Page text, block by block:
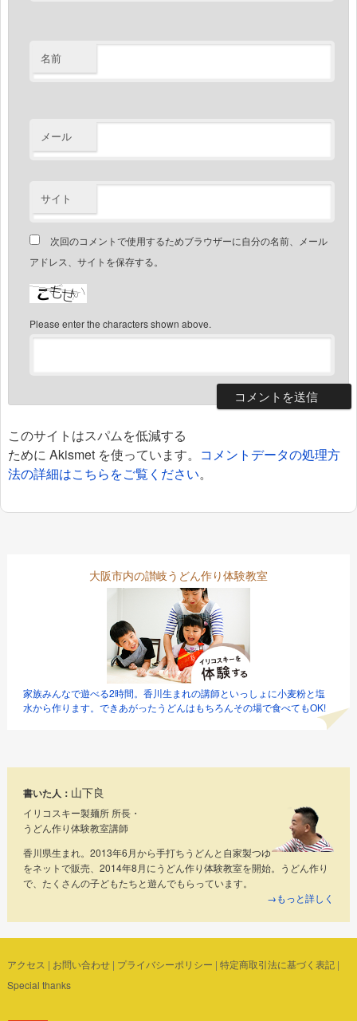
名前
メール
サイト
次回のコメントで使用するためブラウザーに自分の名前、メール
アドレス、サイトを保存する。
Please enter the characters shown above.
このサイトはスパムを低減する
ために Akismet を使っています。 コメントデータの処理方
法の詳細はこちらをご覧ください。
大阪市内の讃岐うどん作り体験教室
家族みんなで遊べる2時間。香川生まれの講師といっしょに小麦粉と塩
水から作ります。できあがったうどんはもちろんその場で食べてもOK!
書いた人： 山下良
イリコスキー製麺所 所長・
うどん作り体験教室講師
香川県生まれ。2013年6月から手打ちうどんと自家製つゆ
をネットで販売、2014年8月にうどん作り体験教室を開始。うどん作り
で、たくさんの子どもたちと遊んでもらっています。
→もっと詳しく
アクセス | お問い合わせ| プライバシーポリシー | 特定商取引法に基づく表記|
Special thanks